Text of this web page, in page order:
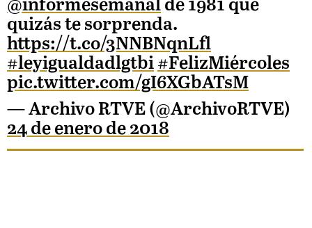
@informesemanal de 1981 que
quizás te sorprenda.
https://t.co/3NNBNqnLfl
#leyigualdadlgtbi #FelizMiércoles
pic.twitter.com/gI6XGbATsM
— Archivo RTVE (@ArchivoRTVE)
24 de enero de 2018